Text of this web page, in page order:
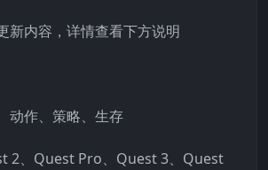
新内容，详情查看下方说明
动作、策略、生存
2、Quest Pro、Quest 3、Quest